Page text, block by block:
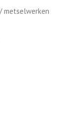
metselwerken